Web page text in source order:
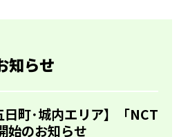
知らせ
日町･城内エリア】「NCT
始のお知らせ